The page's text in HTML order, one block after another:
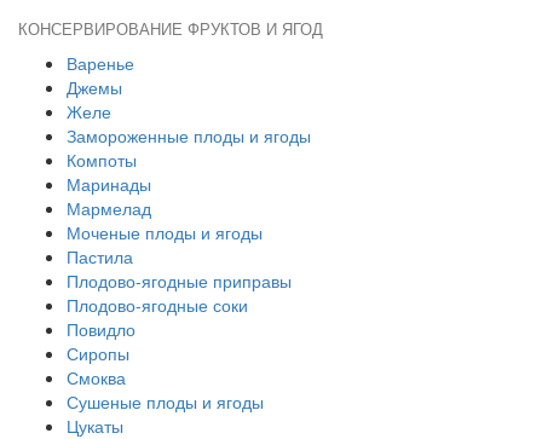
КОНСЕРВИРОВАНИЕ ФРУКТОВ И ЯГОД
Варенье
Джемы
Желе
Замороженные плоды и ягоды
Компоты
Маринады
Мармелад
Моченые плоды и ягоды
Пастила
Плодово-ягодные приправы
Плодово-ягодные соки
Повидло
Сиропы
Смоква
Сушеные плоды и ягоды
Цукаты